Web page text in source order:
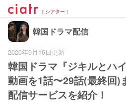
[ シアター ]
韓国ドラマ配信
2020年9月16日更新
韓国ドラマ『ジキルとハ
動画を1話〜29話(最終回)
配信サービスを紹介！